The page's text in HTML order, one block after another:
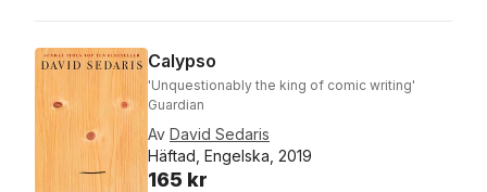
Calypso
'Unquestionably the king of comic writing'
Guardian
Av David Sedaris
Häftad, Engelska, 2019
165 kr